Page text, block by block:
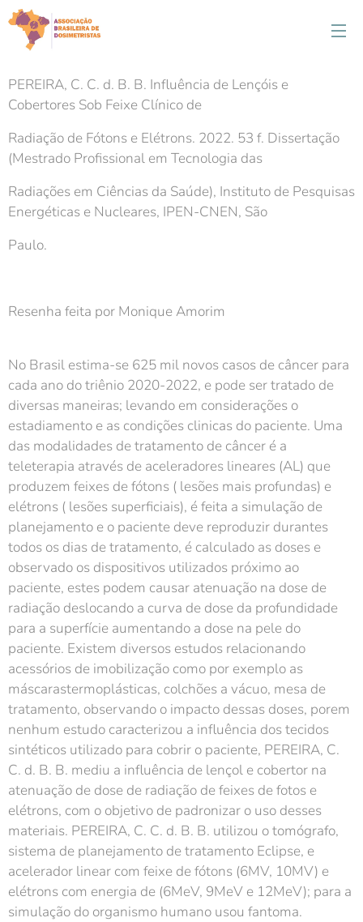
PEREIRA, C. C. d. B. B. Influência de Lençóis e
Cobertores Sob Feixe Clínico de
Radiação de Fótons e Elétrons. 2022. 53 f. Dissertação
(Mestrado Profissional em Tecnologia das
Radiações em Ciências da Saúde), Instituto de Pesquisas
Energéticas e Nucleares, IPEN-CNEN, São
Paulo.
Resenha feita por Monique Amorim
No Brasil estima-se 625 mil novos casos de câncer para
cada ano do triênio 2020-2022, e pode ser tratado de
diversas maneiras; levando em considerações o
estadiamento e as condições clinicas do paciente. Uma
das modalidades de tratamento de câncer é a
teleterapia através de aceleradores lineares (AL) que
produzem feixes de fótons ( lesões mais profundas) e
elétrons ( lesões superficiais), é feita a simulação de
planejamento e o paciente deve reproduzir durantes
todos os dias de tratamento, é calculado as doses e
observado os dispositivos utilizados próximo ao
paciente, estes podem causar atenuação na dose de
radiação deslocando a curva de dose da profundidade
para a superfície aumentando a dose na pele do
paciente. Existem diversos estudos relacionando
acessórios de imobilização como por exemplo as
máscarastermoplásticas, colchões a vácuo, mesa de
tratamento, observando o impacto dessas doses, porem
nenhum estudo caracterizou a influência dos tecidos
sintéticos utilizado para cobrir o paciente, PEREIRA, C.
C. d. B. B. mediu a influência de lençol e cobertor na
atenuação de dose de radiação de feixes de fotos e
elétrons, com o objetivo de padronizar o uso desses
materiais. PEREIRA, C. C. d. B. B. utilizou o tomógrafo,
sistema de planejamento de tratamento Eclipse, e
acelerador linear com feixe de fótons (6MV, 10MV) e
elétrons com energia de (6MeV, 9MeV e 12MeV); para a
simulação do organismo humano usou fantoma.